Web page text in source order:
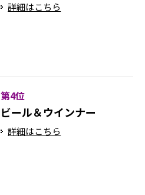
詳細はこちら
第4位
ビール＆ウインナー
詳細はこちら